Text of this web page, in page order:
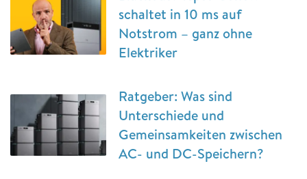
schaltet in 10 ms auf
Notstrom – ganz ohne
Elektriker
Ratgeber: Was sind
Unterschiede und
Gemeinsamkeiten zwischen
AC- und DC-Speichern?